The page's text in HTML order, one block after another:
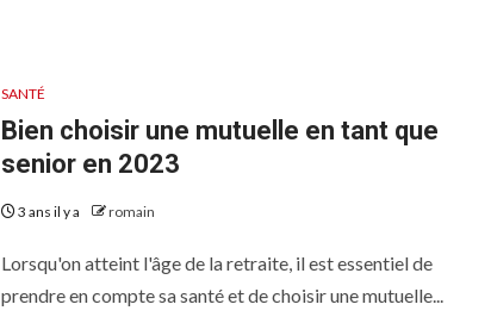
SANTÉ
Bien choisir une mutuelle en tant que
senior en 2023
3 ans il y a romain
Lorsqu'on atteint l'âge de la retraite, il est essentiel de
prendre en compte sa santé et de choisir une mutuelle...